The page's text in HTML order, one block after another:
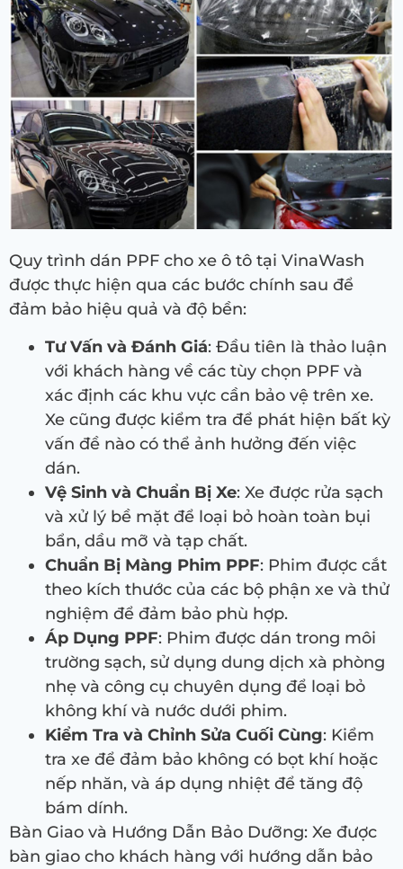
Quy trình dán PPF cho xe ô tô tại VinaWash
được thực hiện qua các bước chính sau để
đảm bảo hiệu quả và độ bền:
Tư Vấn và Đánh Giá: Đầu tiên là thảo luận
với khách hàng về các tùy chọn PPF và
xác định các khu vực cần bảo vệ trên xe.
Xe cũng được kiểm tra để phát hiện bất kỳ
vấn đề nào có thể ảnh hưởng đến việc
dán.
Vệ Sinh và Chuẩn Bị Xe: Xe được rửa sạch
và xử lý bề mặt để loại bỏ hoàn toàn bụi
bẩn, dầu mỡ và tạp chất.
Chuẩn Bị Màng Phim PPF: Phim được cắt
theo kích thước của các bộ phận xe và thử
nghiệm để đảm bảo phù hợp.
Áp Dụng PPF: Phim được dán trong môi
trường sạch, sử dụng dung dịch xà phòng
nhẹ và công cụ chuyên dụng để loại bỏ
không khí và nước dưới phim.
Kiểm Tra và Chỉnh Sửa Cuối Cùng: Kiểm
tra xe để đảm bảo không có bọt khí hoặc
nếp nhăn, và áp dụng nhiệt để tăng độ
bám dính.
Bàn Giao và Hướng Dẫn Bảo Dưỡng: Xe được
bàn giao cho khách hàng với hướng dẫn bảo